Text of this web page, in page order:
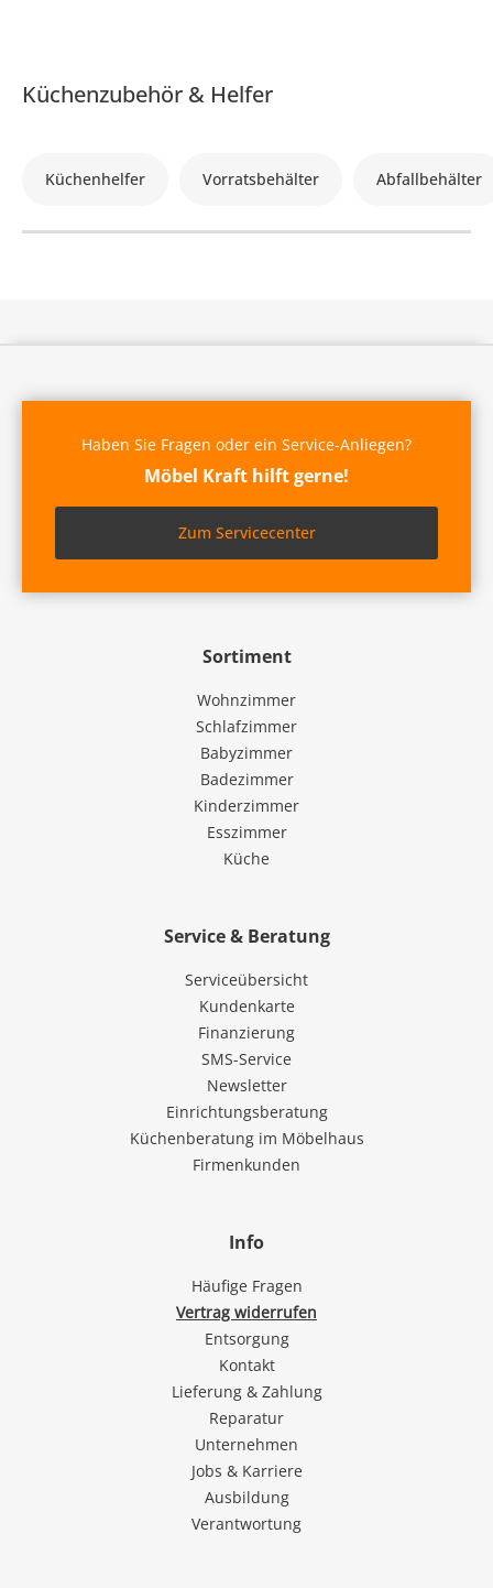
Küchenzubehör & Helfer
Küchenhelfer Vorratsbehälter Abfallbehälter
Sortiment
Wohnzimmer
Schlafzimmer
Babyzimmer
Badezimmer
Kinderzimmer
Esszimmer
Küche
Service & Beratung
Serviceübersicht
Kundenkarte
Finanzierung
SMS-Service
Newsletter
Einrichtungsberatung
Küchenberatung im Möbelhaus
Firmenkunden
Info
Häufige Fragen
Vertrag widerrufen
Entsorgung
Kontakt
Lieferung & Zahlung
Reparatur
Unternehmen
Jobs & Karriere
Ausbildung
Verantwortung
Haben Sie Fragen oder ein Service-Anliegen?
Möbel Kraft hilft gerne!
Zum Servicecenter